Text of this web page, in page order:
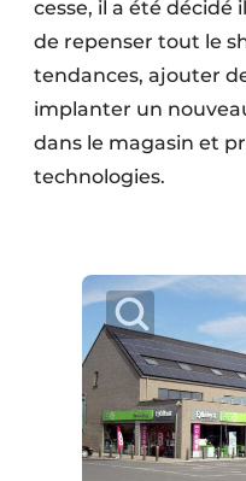
cesse, il a été décidé
de repenser tout le
tendances, ajouter
implanter un
dans le magasin et
technologies.